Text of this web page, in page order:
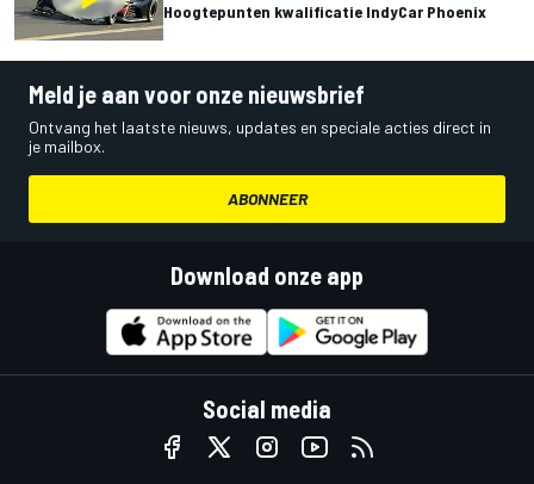
Hoogtepunten kwalificatie IndyCar Phoenix
Meld je aan voor onze nieuwsbrief
Ontvang het laatste nieuws, updates en speciale acties direct in
je mailbox.
ABONNEER
Download onze app
Social media